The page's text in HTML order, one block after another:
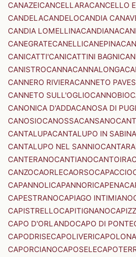
CANAZEICANCELLARACANCELLO
CANDELACANDELOCANDIA
CANDIA LOMELLINACANDIANA
CANEGRATECANELLICANEPINA
CANICATTI'CANICATTINI BAGNI
CANISTROCANNACANNALONGA
CANNERO RIVIERACANNETO
CANNETO SULL'OGLIOCANNOBIO
CANONICA D'ADDACANOSA DI
CANOSIOCANOSSACANSANO
CANTALUPACANTALUPO IN SABINA
CANTALUPO NEL SANNIO
CANTERANOCANTIANOCANTOIRA
CANZOCAORLECAORSOCAPACCIO
CAPANNOLICAPANNORICAPENA
CAPESTRANOCAPIAGO INTIMIANO
CAPISTRELLOCAPITIGNANO
CAPO D'ORLANDOCAPO DI PONTE
CAPODRISECAPOLIVERICAPOLONA
CAPORCIANOCAPOSELE